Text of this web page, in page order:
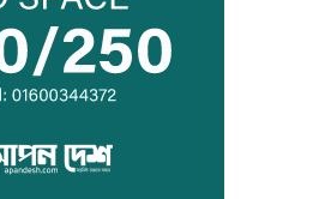
ওবায়দুল কাদেরসহ ৭ আসামির বিরুদ্ধে
ট্রাইব্যুনালে তৃতীয় দিনের যুক্তিতর্ক আজ